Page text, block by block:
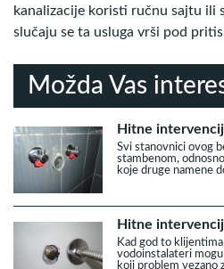
kanalizacije koristi ručnu sajtu ili
slučaju se ta usluga vrši pod
Možda Vas
Hitne
Svi stanovnici ovog
stambenom,
koje druge namene
Hitne
Kad god to
vodoinstalateri
koji problem vezano